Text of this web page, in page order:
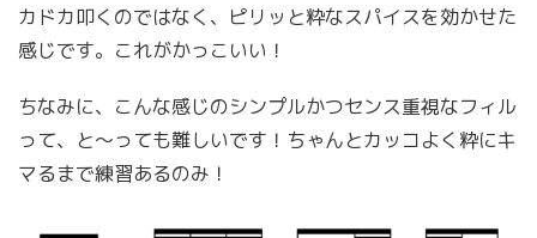
カドカ叩くのではなく、ピリッと粋なスパイスを効かせた
感じです。これがかっこいい！
ちなみに、こんな感じのシンプルかつセンス重視なフィル
って、と〜っても難しいです！ちゃんとカッコよく粋にキ
マるまで練習あるのみ！